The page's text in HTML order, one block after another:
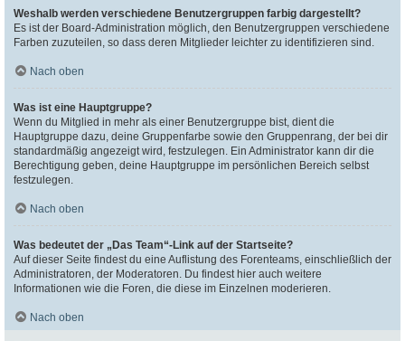
Weshalb werden verschiedene Benutzergruppen farbig dargestellt?
Es ist der Board-Administration möglich, den Benutzergruppen verschiedene
Farben zuzuteilen, so dass deren Mitglieder leichter zu identifizieren sind.
Nach oben
Was ist eine Hauptgruppe?
Wenn du Mitglied in mehr als einer Benutzergruppe bist, dient die
Hauptgruppe dazu, deine Gruppenfarbe sowie den Gruppenrang, der bei dir
standardmäßig angezeigt wird, festzulegen. Ein Administrator kann dir die
Berechtigung geben, deine Hauptgruppe im persönlichen Bereich selbst
festzulegen.
Nach oben
Was bedeutet der „Das Team“-Link auf der Startseite?
Auf dieser Seite findest du eine Auflistung des Forenteams, einschließlich der
Administratoren, der Moderatoren. Du findest hier auch weitere
Informationen wie die Foren, die diese im Einzelnen moderieren.
Nach oben